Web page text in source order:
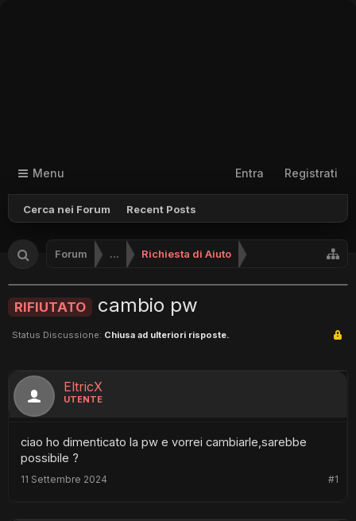
Menu
Cerca nei Forum Recent Posts
Entra Registrati
Forum ... Richiesta di Aiuto
RIFIUTATO cambio pw
Status Discussione: Chiusa ad ulteriori risposte.
EltricX
UTENTE
ciao ho dimenticato la pw e vorrei cambiarle,sarebbe
possibile ?
#1
11 Settembre 2024